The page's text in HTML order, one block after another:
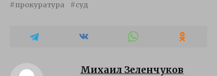
прокуратура
суд
Михаил Зеленчуков